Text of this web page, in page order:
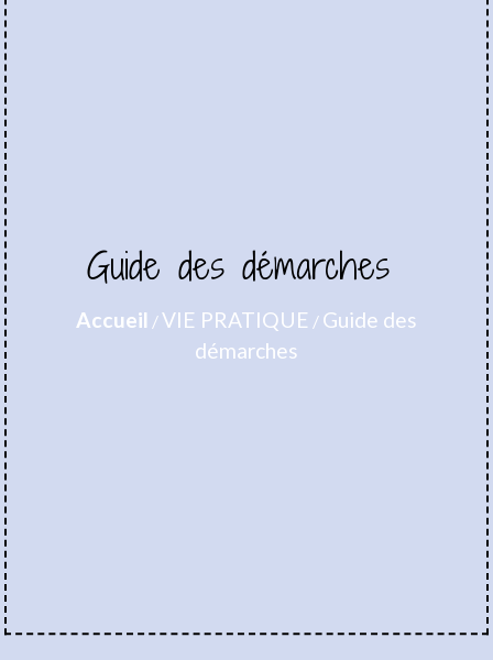
Guide des démarches
Accueil /VIE PRATIQUE / Guide des
démarches